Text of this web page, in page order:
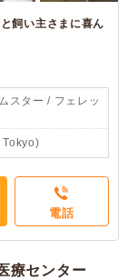
飼い主さまに喜ん
スター / フェレッ
Tokyo)
電話
療センター